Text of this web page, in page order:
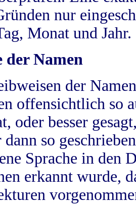
nur
Monat und Jahr.
der Namen
der
offensichtlich so
oder besser
dann so
Sprache in
erkannt wurde,